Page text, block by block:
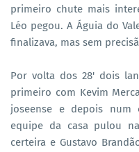
primeiro chute mais
Léo pegou. A Águia do
finalizava, mas sem
Por volta dos 28' dois
primeiro com Kevim
joseense e depois num
equipe da casa pulou
certeira e Gustavo